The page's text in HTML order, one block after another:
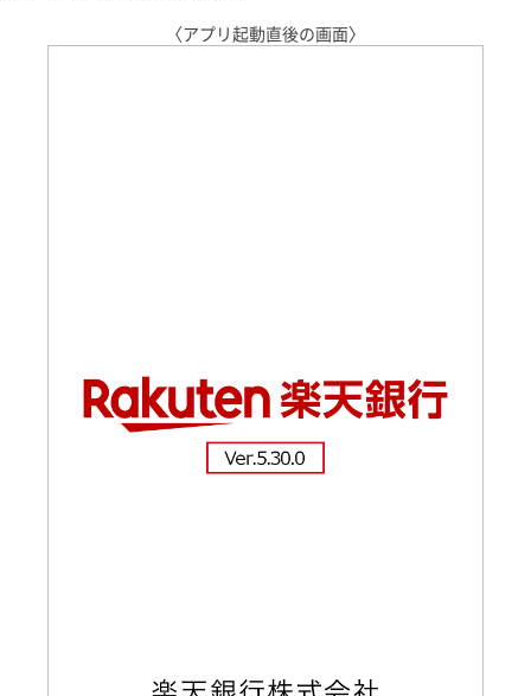
〈アプリ起動直後の画面〉